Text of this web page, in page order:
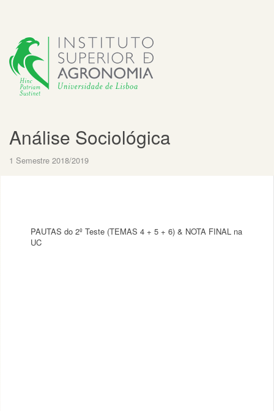
Análise Sociológica
1 Semestre 2018/2019
PAUTAS do 2º Teste (TEMAS 4 + 5 + 6) & NOTA FINAL na
UC